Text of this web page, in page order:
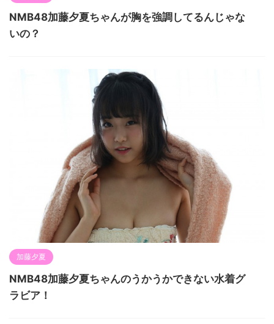
NMB48加藤夕夏ちゃんが胸を強調してるんじゃな
いの？
加藤夕夏
NMB48加藤夕夏ちゃんのうかうかできない水着グ
ラビア！